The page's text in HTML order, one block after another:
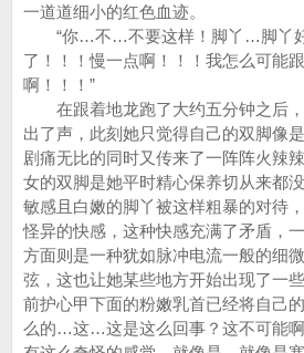
一道道细小的红色血迹。
“你…不…不要这样！脚丫…脚丫好
了！！！慢一点啊！！！我怎么可能
啊！！！”
在跟着地龙跑了大约五分钟之后，
出了声，此刻她只觉得自己的双脚像
剧痛无比的同时又传来了一阵阵火辣
女的双脚是她平时精心保养切从来都
敏感且白嫩的脚丫被这样粗暴的对待
怪异的快感，这种快感充满了矛盾，
方面则是一种犹如脉冲电流一般的细
弦，这也让她某些地方开始出现了一
前护心甲下面的粉嫩乳首已经将自己
么的…这…这是这么回事？这不可能